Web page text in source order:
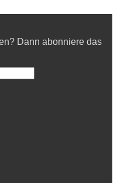
Dann abonniere das